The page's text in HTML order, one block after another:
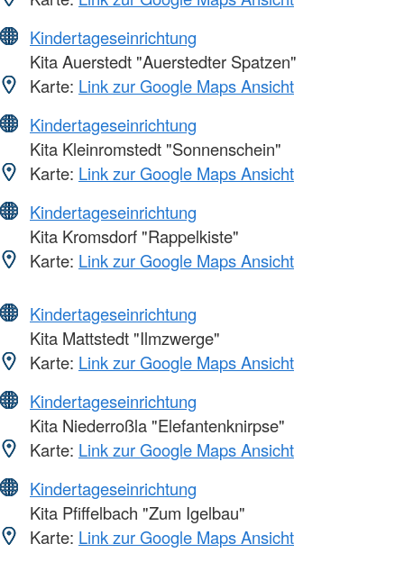
Kindertageseinrichtung
Kita Auerstedt "Auerstedter Spatzen"
Karte: Link zur Google Maps Ansicht
Kindertageseinrichtung
Kita Kleinromstedt "Sonnenschein"
Karte: Link zur Google Maps Ansicht
Kindertageseinrichtung
Kita Kromsdorf "Rappelkiste"
Karte: Link zur Google Maps Ansicht
Kindertageseinrichtung
Kita Mattstedt "Ilmzwerge"
Karte: Link zur Google Maps Ansicht
Kindertageseinrichtung
Kita Niederroßla "Elefantenknirpse"
Karte: Link zur Google Maps Ansicht
Kindertageseinrichtung
Kita Pfiffelbach "Zum Igelbau"
Karte: Link zur Google Maps Ansicht